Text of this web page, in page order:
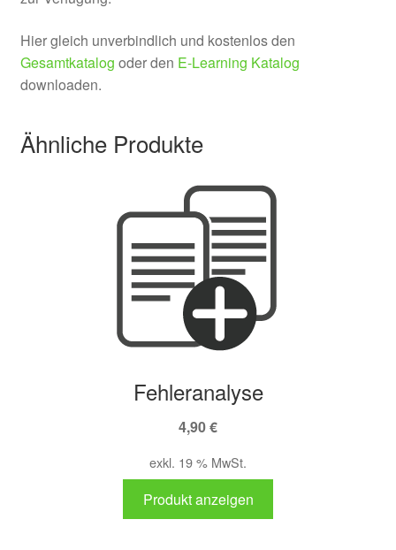
Hier gleich unverbindlich und kostenlos den
Gesamtkatalog oder den E-Learning Katalog
downloaden.
Ähnliche Produkte
Fehleranalyse
4,90€
exkl. 19 % MwSt.
Produkt anzeigen